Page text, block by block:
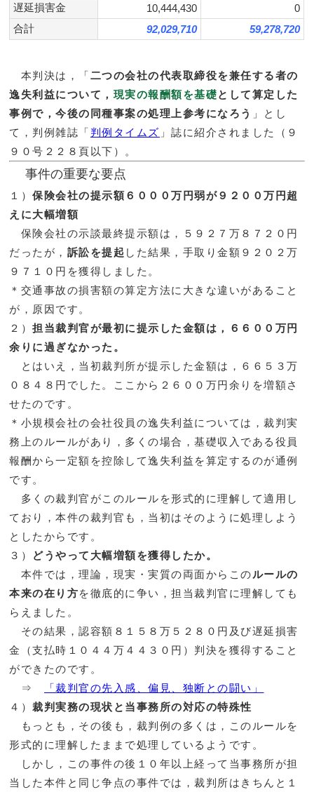
遅延損害金
10,444,430
0
合計
92,029,710 59,278,720
本判決は，「二つの会社の代表取締役を兼任する者の
逸失利益について， 現実の報酬額を基礎として算定した
事例で，今後の同種事案の処理上参考になろう 」とし
て，判例雑誌「 判例タイムズ 」誌に紹介されました（９
９０号２２８頁以下）。
事件の重要な要点
１）保険会社の提示額６０００万円弱が９２００万円超
えに大幅増額
保険会社の示談最終提示額は，５９２７万８７２０円
だったが， 訴訟を提起 した結果，手取り金額９２０２万
９７１０円を獲得しました。
＊交通事故の損害額の算定方法に大きな違いがあること
が，原因です。
２）担当裁判官が最初に提示した金額は，６６００万円
余りに過ぎなかった。
とはいえ，当初裁判所が提示した金額は，６６５３万
０８４８円でした。ここから２６００万円余りを増額さ
せたのです。
＊小規模会社の会社役員の逸失利益については，裁判実
務上のルールがあり，多くの場合，基礎収入である役員
報酬から一定額を控除して逸失利益を算定するのが通例
です。
多くの裁判官がこのルールを形式的に理解して適用し
ており，本件の裁判官も，当初はそのように処理しよう
としたからです。
３） どうやって大幅増額を獲得したか。
本件では，理論，現実・実質の両面からこのルールの
本来の在り方を徹底的に争い，担当裁判官に理解しても
らえました。
その結果，認容額８１５８万５２８０円及び遅延損害
金（支払時１０４４万４４３０円）判決を獲得すること
ができたのです。
⇒
「裁判官の先入感、偏見、独断との闘い」
４）裁判実務の現状と当事務所の対応の特殊性
もっとも，その後も，裁判例の多くは，このルールを
形式的に理解したままで処理しているようです。
しかし，この事件の後１０年以上経って当事務所が担
当した本件と同じ争点の事件では，裁判所はきちんと１